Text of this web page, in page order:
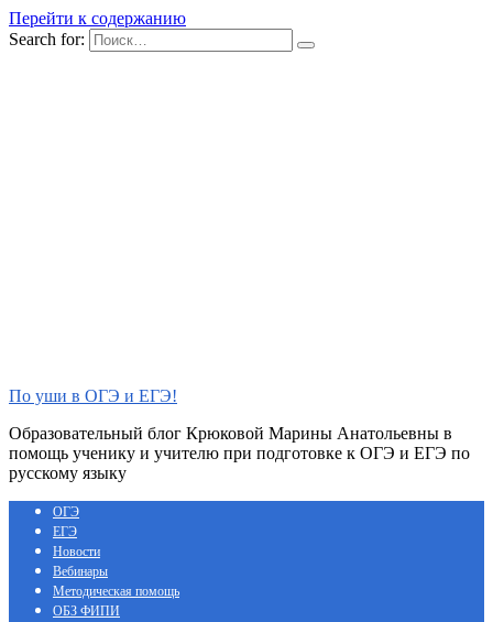
Перейти к содержанию
Search for:
По уши в ОГЭ и ЕГЭ!
Образовательный блог Крюковой Марины Анатольевны в
помощь ученику и учителю при подготовке к ОГЭ и ЕГЭ по
русскому языку
ОГЭ
ЕГЭ
Новости
Вебинары
Методическая помощь
ОБЗ ФИПИ